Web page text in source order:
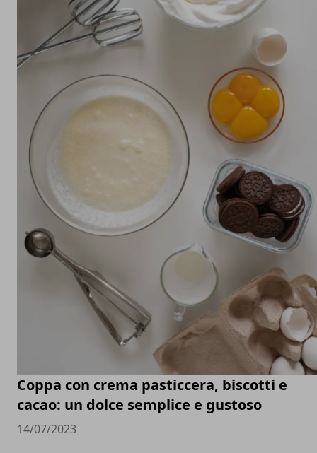
Coppa con crema pasticcera, biscotti e
cacao: un dolce semplice e gustoso
14/07/2023